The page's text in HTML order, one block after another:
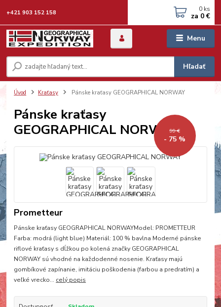
Menu
Hľadať
+421 903 152 158 0 ks
za 0 €
Úvod Kraťasy Pánske kraťasy GEOGRAPHICAL NORWAY
Pánske kraťasy
GEOGRAPHICAL NORWAY
99 €
- 75 %
Prometteur
Pánske kraťasy GEOGRAPHICAL NORWAYModel: PROMETTEUR
Farba: modrá (light blue) Materiál: 100 % bavlna Moderné pánske
riflové kraťasy s dĺžkou po kolená značky GEOGRAPHICAL
NORWAY sú vhodné na každodenné nosenie. Kraťasy majú
gombíkové zapínanie, imitáciu poškodenia (farbou a predratím) a
veľké vrecko... celý popis